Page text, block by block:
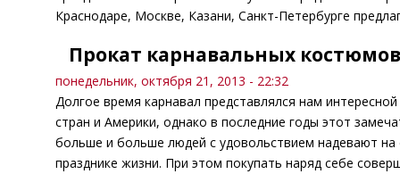
Краснодаре, Москве, Казани, Санкт-Петербурге
Прокат карнавальных
понедельник, октября 21, 2013 - 22:32
Долгое время карнавал представлялся нам
стран и Америки, однако в последние годы этот
больше и больше людей с удовольствием надевают
празднике жизни. При этом покупать наряд себе